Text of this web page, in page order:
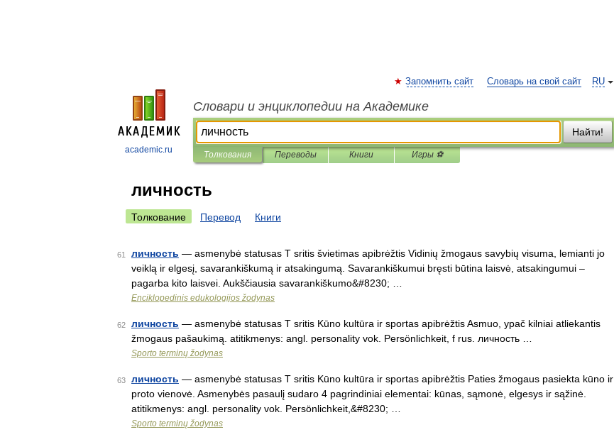
academic.ru
RU
Запомнить сайт Словарь на свой сайт
Словари и энциклопедии на Академике
Найти!
Толкования Переводы Книги Игры ⚽
личность
Толкование Перевод Книги
61 личность — asmenybė statusas T sritis švietimas apibrėžtis Vidinių žmogaus savybių visuma, lemianti jo
veiklą ir elgesį, savarankiškumą ir atsakingumą. Savarankiškumui bręsti būtina laisvė, atsakingumui –
pagarba kito laisvei. Aukščiausia savarankiškumo&#8230; …
Enciklopedinis edukologijos žodynas
62 личность — asmenybė statusas T sritis Kūno kultūra ir sportas apibrėžtis Asmuo, ypač kilniai atliekantis
žmogaus pašaukimą. atitikmenys: angl. personality vok. Persönlichkeit, f rus. личность …
Sporto terminų žodynas
63 личность — asmenybė statusas T sritis Kūno kultūra ir sportas apibrėžtis Paties žmogaus pasiekta kūno ir
proto vienovė. Asmenybės pasaulį sudaro 4 pagrindiniai elementai: kūnas, sąmonė, elgesys ir sąžinė.
atitikmenys: angl. personality vok. Persönlichkeit,&#8230; …
Sporto terminų žodynas